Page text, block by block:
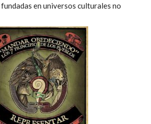
en universos culturales no